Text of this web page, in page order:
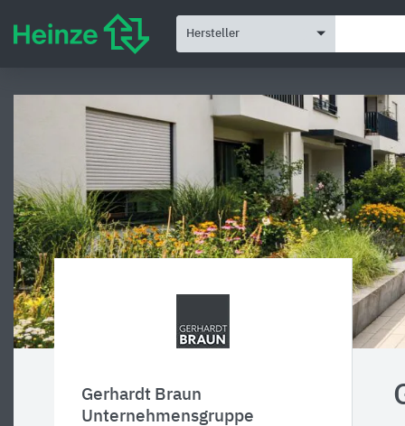
Hersteller
Gerhardt Braun
Unternehmensgruppe